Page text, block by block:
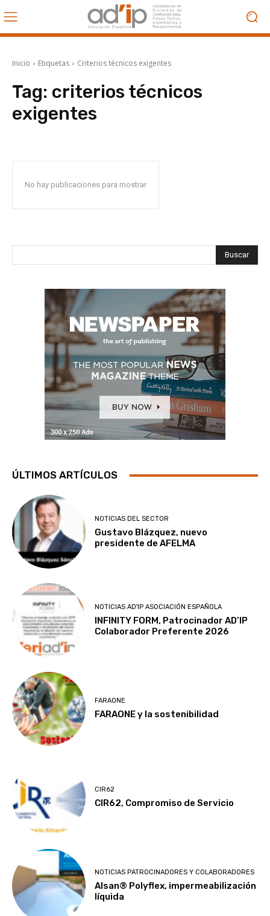
Inicio Etiquetas Criterios técnicos exigentes
Tag: criterios técnicos
exigentes
No hay publicaciones para mostrar
Buscar
ÚLTIMOS ARTÍCULOS
NOTICIAS DEL SECTOR
Gustavo Blázquez, nuevo
presidente de AFELMA
NOTICIAS AD'IP ASOCIACIÓN ESPAÑOLA
INFINITY FORM, Patrocinador AD’IP
Colaborador Preferente 2026
FARAONE
FARAONE y la sostenibilidad
CIR62
CIR62, Compromiso de Servicio
NOTICIAS PATROCINADORES Y COLABORADORES
Alsan® Polyflex, impermeabilización
líquida